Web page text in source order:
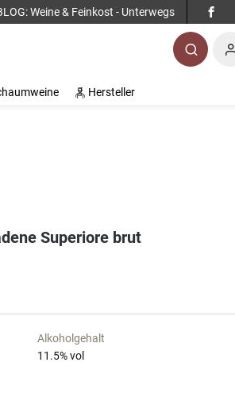
: Weine & Feinkost - Unterwegs
Hersteller
Superiore brut
Alkoholgehalt
11.5% vol